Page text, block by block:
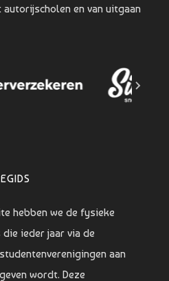
en van uitgaan
hebben we de fysieke
ieder jaar via de
aan
wordt. Deze